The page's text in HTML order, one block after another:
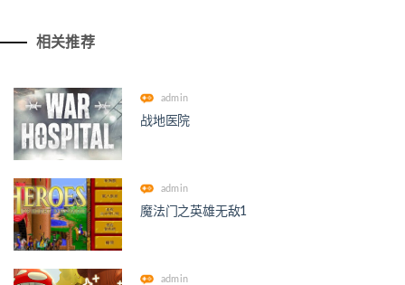
相关推荐
admin
战地医院
admin
魔法门之英雄无敌1
admin